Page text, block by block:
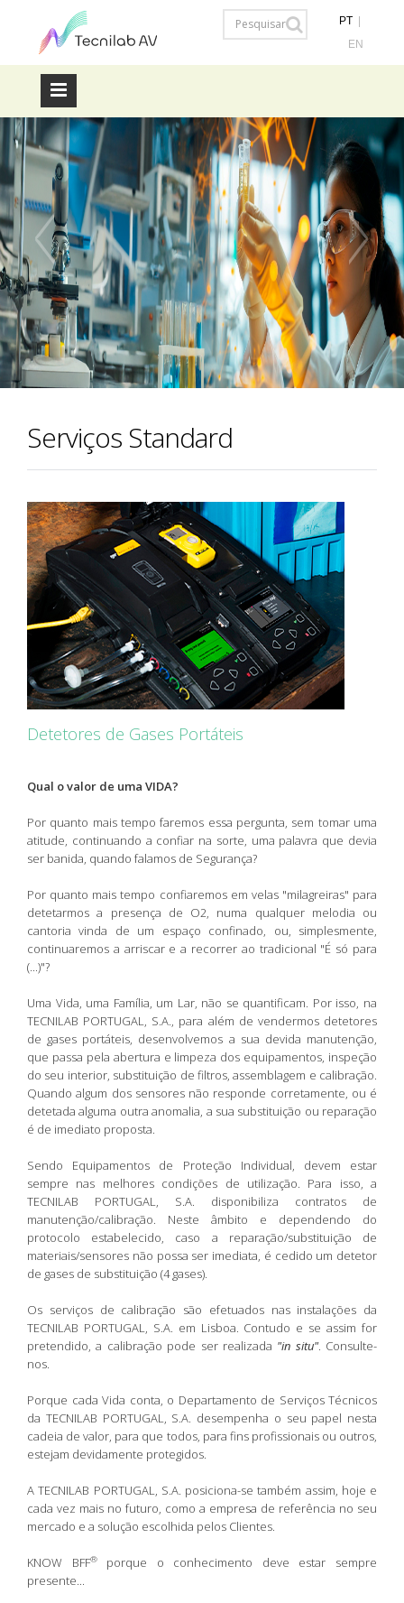
PT
EN
Serviços Standard
Detetores de Gases Portáteis
Qual o valor de uma VIDA?
Por quanto mais tempo faremos essa pergunta, sem tomar uma
atitude, continuando a confiar na sorte, uma palavra que devia
ser banida, quando falamos de Segurança?
Por quanto mais tempo confiaremos em velas "milagreiras" para
detetarmos a presença de O2, numa qualquer melodia ou
cantoria vinda de um espaço confinado, ou, simplesmente,
continuaremos a arriscar e a recorrer ao tradicional "É só para
(...)"?
Uma Vida, uma Família, um Lar, não se quantificam. Por isso, na
TECNILAB PORTUGAL, S.A., para além de vendermos detetores
de gases portáteis, desenvolvemos a sua devida manutenção,
que passa pela abertura e limpeza dos equipamentos, inspeção
do seu interior, substituição de filtros, assemblagem e calibração.
Quando algum dos sensores não responde corretamente, ou é
detetada alguma outra anomalia, a sua substituição ou reparação
é de imediato proposta.
Sendo Equipamentos de Proteção Individual, devem estar
sempre nas melhores condições de utilização. Para isso, a
TECNILAB PORTUGAL, S.A. disponibiliza contratos de
manutenção/calibração. Neste âmbito e dependendo do
protocolo estabelecido, caso a reparação/substituição de
materiais/sensores não possa ser imediata, é cedido um detetor
de gases de substituição (4 gases).
Os serviços de calibração são efetuados nas instalações da
TECNILAB PORTUGAL, S.A. em Lisboa. Contudo e se assim for
pretendido, a calibração pode ser realizada "in situ". Consulte-
nos.
Porque cada Vida conta, o Departamento de Serviços Técnicos
da TECNILAB PORTUGAL, S.A. desempenha o seu papel nesta
cadeia de valor, para que todos, para fins profissionais ou outros,
estejam devidamente protegidos.
A TECNILAB PORTUGAL, S.A. posiciona-se também assim, hoje e
cada vez mais no futuro, como a empresa de referência no seu
mercado e a solução escolhida pelos Clientes.
KNOW BFF®porque o conhecimento deve estar sempre
presente...